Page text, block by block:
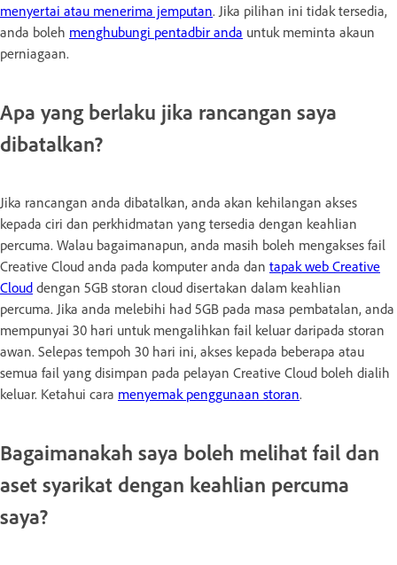
menyertai atau menerima jemputan. Jika pilihan ini tidak tersedia,
anda boleh menghubungi pentadbir anda untuk meminta akaun
perniagaan.
Apa yang berlaku jika rancangan saya
dibatalkan?
Jika rancangan anda dibatalkan, anda akan kehilangan akses
kepada ciri dan perkhidmatan yang tersedia dengan keahlian
percuma. Walau bagaimanapun, anda masih boleh mengakses fail
Creative Cloud anda pada komputer anda dan tapak web Creative
Cloud dengan 5GB storan cloud disertakan dalam keahlian
percuma. Jika anda melebihi had 5GB pada masa pembatalan, anda
mempunyai 30 hari untuk mengalihkan fail keluar daripada storan
awan. Selepas tempoh 30 hari ini, akses kepada beberapa atau
semua fail yang disimpan pada pelayan Creative Cloud boleh dialih
keluar. Ketahui cara menyemak penggunaan storan.
Bagaimanakah saya boleh melihat fail dan
aset syarikat dengan keahlian percuma
saya?